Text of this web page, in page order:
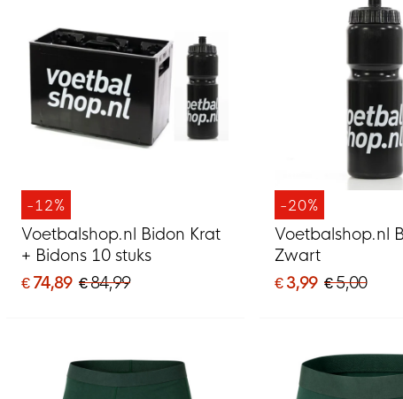
-12%
Voetbalshop.nl Bidon Krat
+ Bidons 10 stuks
€ 74,89 € 84,99
-20%
Voetbalshop.nl
Zwart
€ 3,99 € 5,00